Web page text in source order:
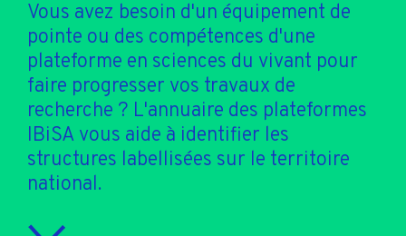
Vous avez besoin d'un équipement de
pointe ou des compétences d'une
plateforme en sciences du vivant pour
faire progresser vos travaux de
recherche ? L'annuaire des plateformes
IBiSA vous aide à identifier les
structures labellisées sur le territoire
national.